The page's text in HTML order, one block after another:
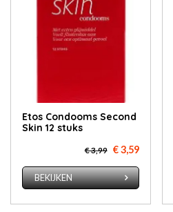
Etos Condooms Second
Skin 12 stuks
€ 3,99 € 3,59
BEKIJKEN